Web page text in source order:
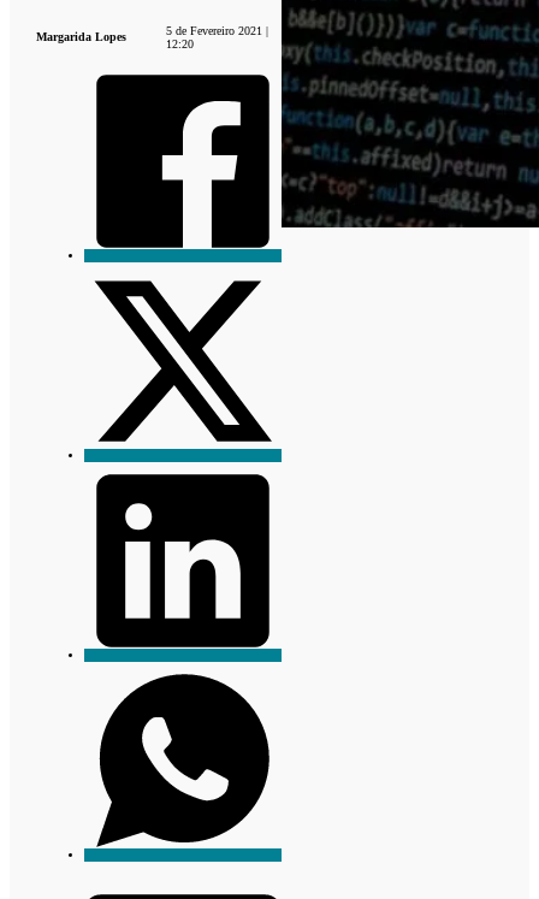
Margarida Lopes
5 de Fevereiro 2021 |
12:20